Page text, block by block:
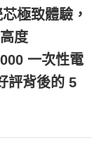
極致體驗，
度
一次性電
評背後的 5